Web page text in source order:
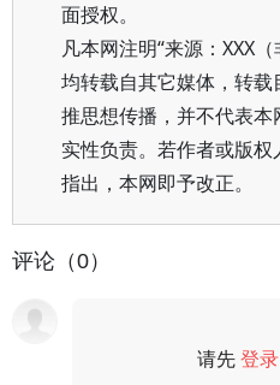
面授权。
凡本网注明“来源：XXX
均转载自其它媒体，转
推思想传播，并不代表
实性负责。若作者或版
指出，本网即予改正。
评论（0）
请先登录